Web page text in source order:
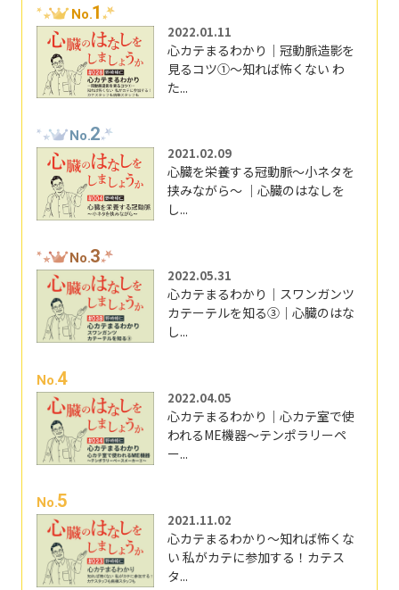
No.1
2022.01.11
心カテまるわかり｜冠動脈造影を
見るコツ①～知れば怖くない わ
た...
No.2
2021.02.09
心臓を栄養する冠動脈～小ネタを
挟みながら～ ｜心臓のはなしを
し...
No.3
2022.05.31
心カテまるわかり｜スワンガンツ
カテーテルを知る③｜心臓のはな
し...
No.4
2022.04.05
心カテまるわかり｜心カテ室で使
われるME機器～テンポラリーペ
ー...
No.5
2021.11.02
心カテまるわかり～知れば怖くな
い 私がカテに参加する！カテス
タ...